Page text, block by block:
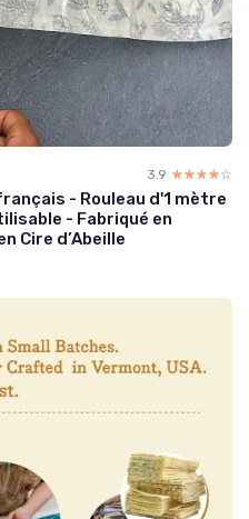
3.9 ☆☆☆☆☆
★★★★★
- Rouleau d'1 mètre
- Fabriqué en
Cire d’Abeille